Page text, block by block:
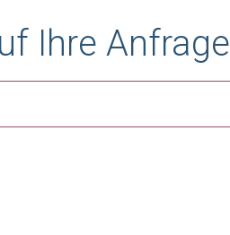
Ihre Anfrage